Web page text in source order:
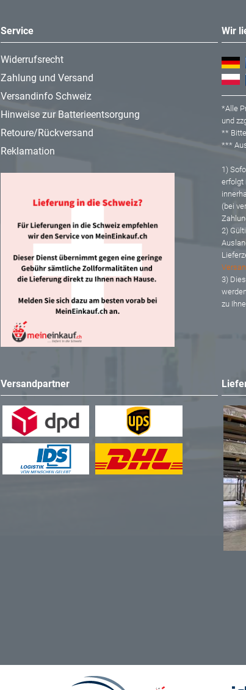
Service
Widerrufsrecht
Zahlung und Versand
Versandinfo Schweiz
Hinweise zur Batterieentsorgung
Retoure/Rückversand
Reklamation
Wir
*Alle
und
**
***
1)
erfolgt
(bei
2)
3)
zu
Versandpartner